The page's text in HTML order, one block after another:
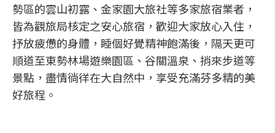
勢區的雲山初露、金家園大旅社等多家旅宿業者，
皆為觀旅局核定之安心旅宿，歡迎大家放心入住，
抒放疲憊的身體，睡個好覺精神飽滿後，隔天更可
順道至東勢林場遊樂園區、谷關溫泉、捎來步道等
景點，盡情徜徉在大自然中，享受充滿芬多精的美
好旅程。